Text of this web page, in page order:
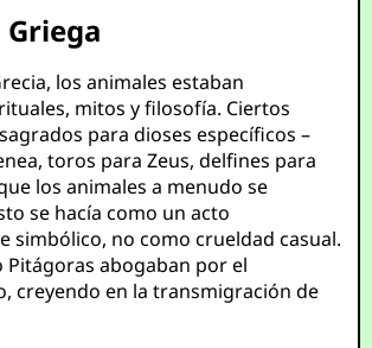
los animales estaban
mitos y filosofía. Ciertos
para dioses específicos –
toros para Zeus, delfines para
los animales a menudo se
se hacía como un acto
simbólico, no como crueldad casual.
Pitágoras abogaban por el
creyendo en la transmigración de